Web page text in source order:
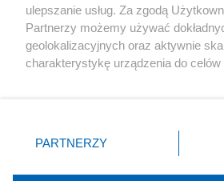
X Facebook
ulepszanie usług. Za zgodą
Partnerzy możemy używać
geolokalizacyjnych oraz aktywnie
charakterystykę urządzenia do celów
zmienić/wycofać klikając przycisk
znajdujący się w lewym dolnym rogu
rodzaje przetwarzania danych nie
PARTNERZY